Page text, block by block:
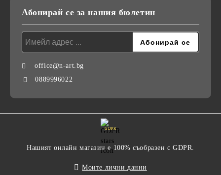
Абонирай се за нашия бюлетин
office@n-art.bg
0889996022
GDPR
Нашият онлайн магазин е 100% съобразен с GDPR.
Моите лични данни